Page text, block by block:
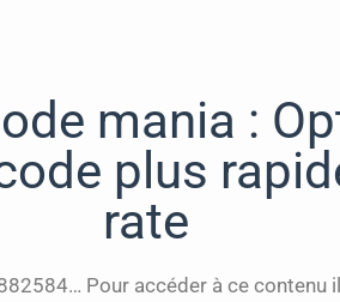
mania :
plus
rate
Pour accéder à ce contenu